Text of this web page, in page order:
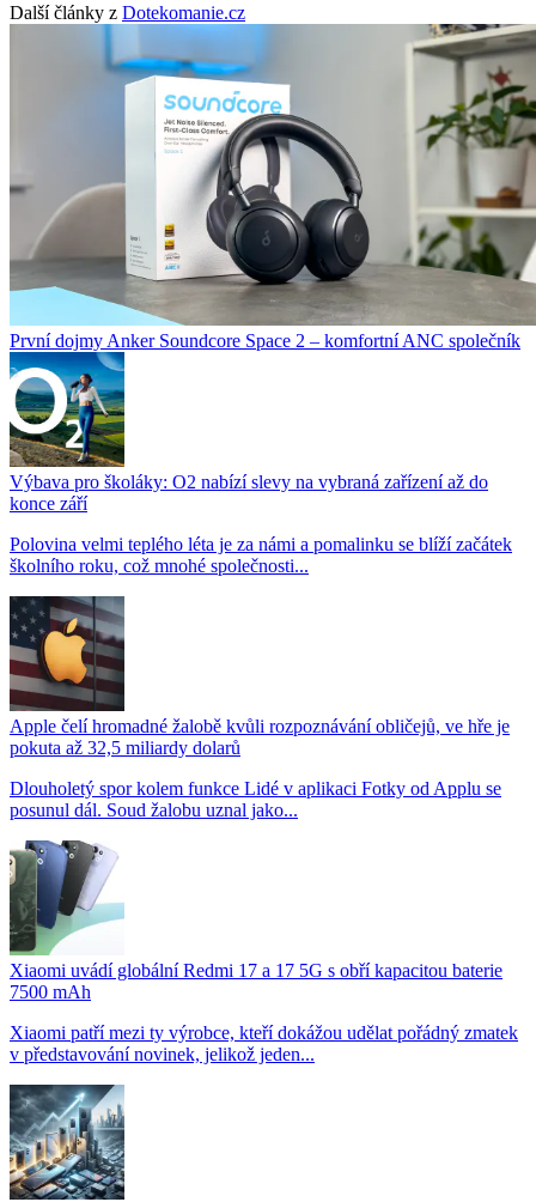
Další články z Dotekomanie.cz
První dojmy Anker Soundcore Space 2 – komfortní ANC společník
Výbava pro školáky: O2 nabízí slevy na vybraná zařízení až do
konce září
Polovina velmi teplého léta je za námi a pomalinku se blíží začátek
školního roku, což mnohé společnosti...
Apple čelí hromadné žalobě kvůli rozpoznávání obličejů, ve hře je
pokuta až 32,5 miliardy dolarů
Dlouholetý spor kolem funkce Lidé v aplikaci Fotky od Applu se
posunul dál. Soud žalobu uznal jako...
Xiaomi uvádí globální Redmi 17 a 17 5G s obří kapacitou baterie
7500 mAh
Xiaomi patří mezi ty výrobce, kteří dokážou udělat pořádný zmatek
v představování novinek, jelikož jeden...